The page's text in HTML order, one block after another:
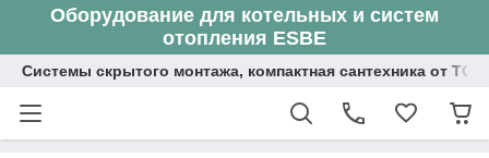
Оборудование для котельных и систем
отопления ESBE
Системы скрытого монтажа, компактная сантехника от